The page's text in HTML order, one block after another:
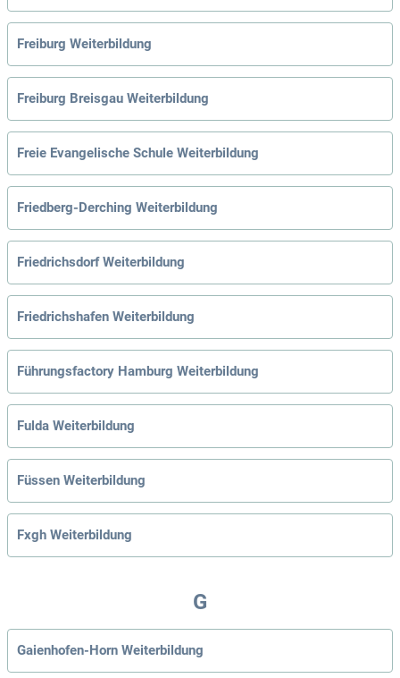
Freiburg Weiterbildung
Freiburg Breisgau Weiterbildung
Freie Evangelische Schule Weiterbildung
Friedberg-Derching Weiterbildung
Friedrichsdorf Weiterbildung
Friedrichshafen Weiterbildung
Führungsfactory Hamburg Weiterbildung
Fulda Weiterbildung
Füssen Weiterbildung
Fxgh Weiterbildung
G
Gaienhofen-Horn Weiterbildung